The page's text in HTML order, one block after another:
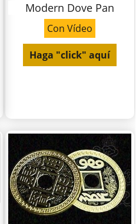
Modern Dove Pan
Con Vídeo
Haga "click" aquí